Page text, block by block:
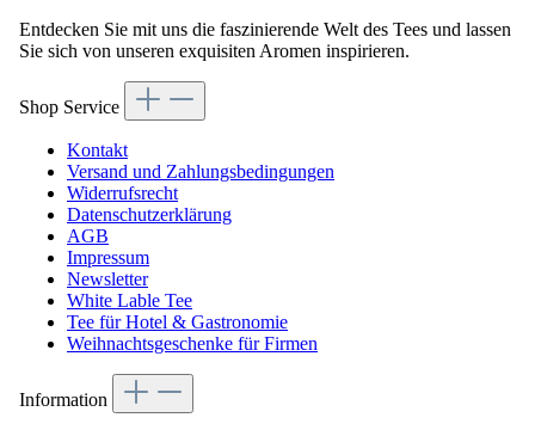
Entdecken Sie mit uns die faszinierende Welt des Tees und lassen
Sie sich von unseren exquisiten Aromen inspirieren.
Shop Service
Kontakt
Versand und Zahlungsbedingungen
Widerrufsrecht
Datenschutzerklärung
AGB
Impressum
Newsletter
White Lable Tee
Tee für Hotel & Gastronomie
Weihnachtsgeschenke für Firmen
Information